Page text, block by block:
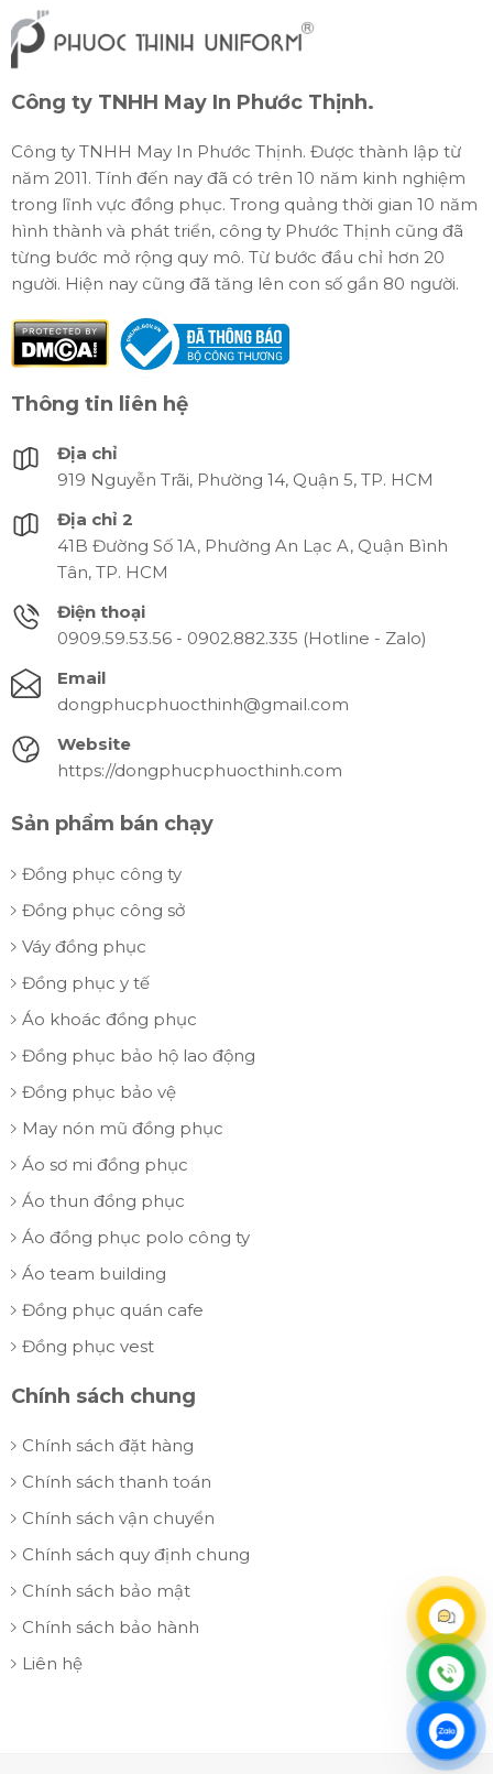
Công ty TNHH May In Phước Thịnh.
Công ty TNHH May In Phước Thịnh. Được thành lập từ
năm 2011. Tính đến nay đã có trên 10 năm kinh nghiệm
trong lĩnh vực đồng phục. Trong quảng thời gian 10 năm
hình thành và phát triển, công ty Phước Thịnh cũng đã
từng bước mở rộng quy mô. Từ bước đầu chỉ hơn 20
người. Hiện nay cũng đã tăng lên con số gần 80 người.
Thông tin liên hệ
Địa chỉ
919 Nguyễn Trãi, Phường 14, Quận 5, TP. HCM
Địa chỉ 2
41B Đường Số 1A, Phường An Lạc A, Quận Bình
Tân, TP. HCM
Điện thoại
0909.59.53.56 - 0902.882.335 (Hotline - Zalo)
Email
dongphucphuocthinh@gmail.com
Website
https://dongphucphuocthinh.com
Sản phẩm bán chạy
Đồng phục công ty
Đồng phục công sở
Váy đồng phục
Đồng phục y tế
Áo khoác đồng phục
Đồng phục bảo hộ lao động
Đồng phục bảo vệ
May nón mũ đồng phục
Áo sơ mi đồng phục
Áo thun đồng phục
Áo đồng phục polo công ty
Áo team building
Đồng phục quán cafe
Đồng phục vest
Chính sách chung
Chính sách đặt hàng
Chính sách thanh toán
Chính sách vận chuyển
Chính sách quy định chung
Chính sách bảo mật
Chính sách bảo hành
Liên hệ